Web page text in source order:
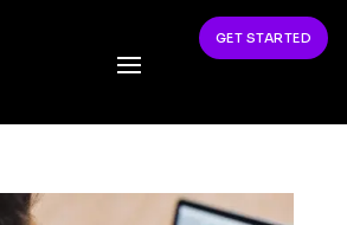
GET STARTED